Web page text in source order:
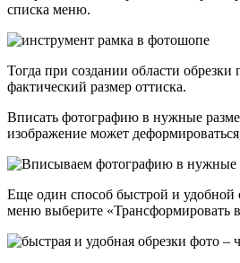
списка меню.
Тогда при создании области
фактический размер оттиска.
Вписать фотографию в нужные
изображение может
Еще один способ быстрой и
меню выберите «Трансформировать